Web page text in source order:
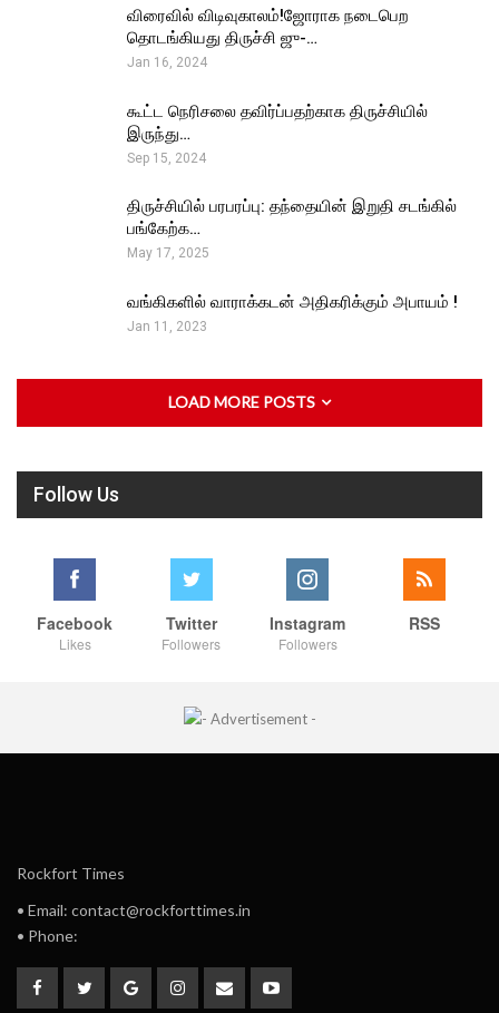
விரைவில் விடிவுகாலம்!ஜோராக நடைபெற
தொடங்கியது திருச்சி ஜு-…
Jan 16, 2024
கூட்ட நெரிசலை தவிர்ப்பதற்காக திருச்சியில்
இருந்து…
Sep 15, 2024
திருச்சியில் பரபரப்பு: தந்தையின் இறுதி சடங்கில்
பங்கேற்க…
May 17, 2025
வங்கிகளில் வாராக்கடன் அதிகரிக்கும் அபாயம் !
Jan 11, 2023
LOAD MORE POSTS
Follow Us
Facebook
Likes
Twitter
Followers
Instagram
Followers
RSS
Rockfort Times
• Email: contact@rockforttimes.in
• Phone: